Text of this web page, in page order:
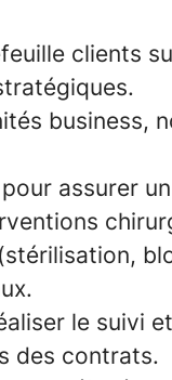
clients
business,
assurer
le suivi
des contrats.